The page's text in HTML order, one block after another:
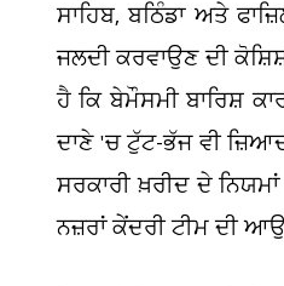
ਸਾਹਿਬ, ਬਠਿੰਡਾ ਅਤੇ
ਜਲਦੀ ਕਰਵਾਉਣ ਦੀ
ਹੈ ਕਿ ਬੇਮੌਸਮੀ ਬਾਰਿਸ਼
ਦਾਣੇ 'ਚ ਟੁੱਟ-ਭੱਜ ਵੀ
ਸਰਕਾਰੀ ਖ਼ਰੀਦ ਦੇ
ਨਜ਼ਰਾਂ ਕੇਂਦਰੀ ਟੀਮ ਦੀ